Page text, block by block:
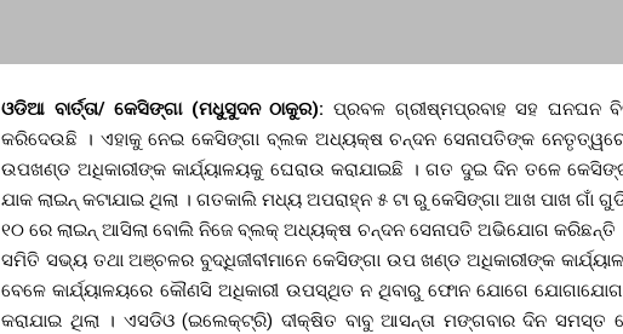
ଓଡିଆ ବାର୍ତ୍ତା/ କେସିଙ୍ଗା (ମଧୁସୁଦନ ଠାକୁର): ପ୍ରବଳ ଗ୍ରୀଷ୍ମପ୍ରବାହ ସହ ଘନଘନ
କରିଦେଉଛି । ଏହାକୁ ନେଇ କେସିଙ୍ଗା ବ୍ଲକ ଅଧ୍ୟକ୍ଷ ଚନ୍ଦନ ସେନାପତିଙ୍କ
ଉପଖଣ୍ଡ ଅଧିକାରୀଙ୍କ କାର୍ଯ୍ୟାଳୟକୁ ଘେରାଉ କରାଯାଇଛି । ଗତ ଦୁଇ ଦିନ ତଳେ
ଯାକ ଲାଇନ୍ କଟାଯାଇ ଥିଲା । ଗତକାଲି ମଧ୍ୟ ଅପରାହ୍ନ ୫ ଟା ରୁ କେସିଙ୍ଗା ଆଖ ପାଖ ଗାଁ
୧୦ ରେ ଲାଇନ୍ ଆସିଲା ବୋଲି ନିଜେ ବ୍ଲକ୍ ଅଧ୍ୟକ୍ଷ ଚନ୍ଦନ ସେନାପତି ଅଭିଯୋଗ
ସମିତି ସଭ୍ୟ ତଥା ଅଞ୍ଚଳର ବୁଦ୍ଧିଜୀବୀମାନେ କେସିଙ୍ଗା ଉପ ଖଣ୍ଡ ଅଧିକାରୀଙ୍କ
ବେଳେ କାର୍ଯ୍ୟାଳୟରେ କୌଣସି ଅଧିକାରୀ ଉପସ୍ଥିତ ନ ଥିବାରୁ ଫୋନ ଯୋଗେ
କରାଯାଇ ଥିଲା । ଏସଡିଓ (ଇଲେକ୍ଟ୍ରି) ଦୀକ୍ଷିତ ବାବୁ ଆସନ୍ତା ମଙ୍ଗବାର ଦିନ ସମସ୍ତ